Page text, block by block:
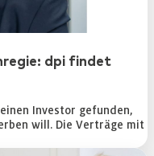
dpi findet
Investor gefunden,
will. Die Verträge mit